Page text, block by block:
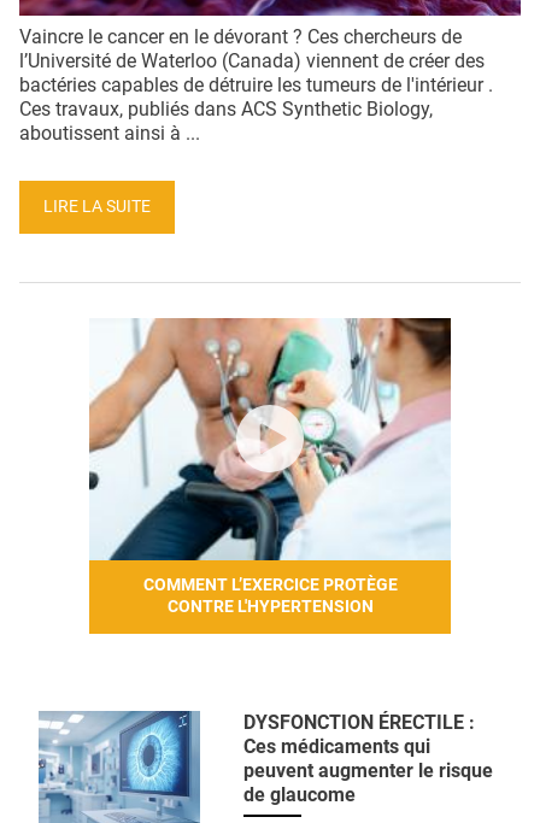
Vaincre le cancer en le dévorant ? Ces chercheurs de
l’Université de Waterloo (Canada) viennent de créer des
bactéries capables de détruire les tumeurs de l'intérieur .
Ces travaux, publiés dans ACS Synthetic Biology,
aboutissent ainsi à ...
LIRE LA SUITE
COMMENT L’EXERCICE PROTÈGE
CONTRE L'HYPERTENSION
DYSFONCTION ÉRECTILE :
Ces médicaments qui
peuvent augmenter le risque
de glaucome